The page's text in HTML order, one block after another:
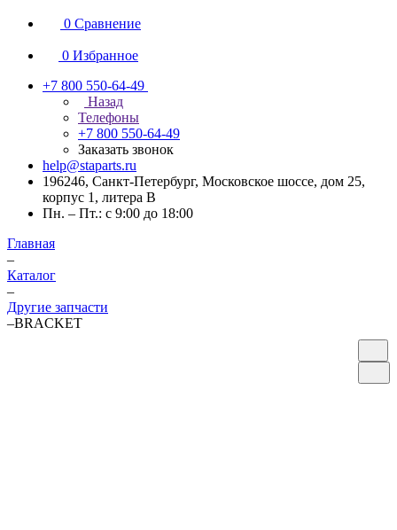
0 Сравнение
0 Избранное
+7 800 550-64-49
Назад
Телефоны
+7 800 550-64-49
Заказать звонок
help@staparts.ru
196246, Санкт-Петербург, Московское шоссе, дом 25,
корпус 1, литера В
Пн. – Пт.: с 9:00 до 18:00
Главная
–
Каталог
–
Другие запчасти
–BRACKET